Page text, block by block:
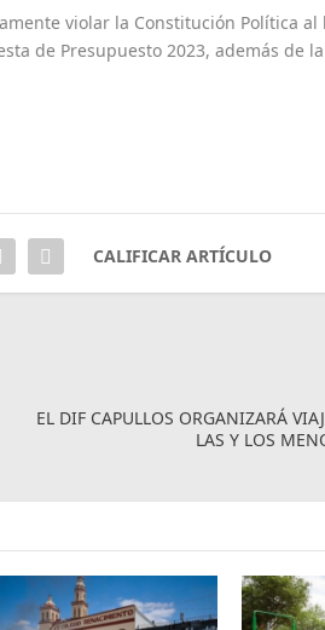
violar la Constitución Política al
de Presupuesto 2023, además de
CALIFICAR ARTÍCULO
EL DIF CAPULLOS ORGANIZARÁ
LAS Y LOS